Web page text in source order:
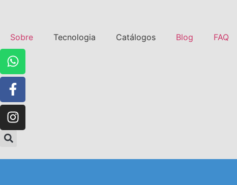
Sobre Tecnologia Catálogos Blog FAQ